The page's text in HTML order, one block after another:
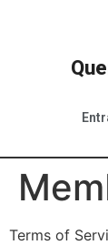
Terms of